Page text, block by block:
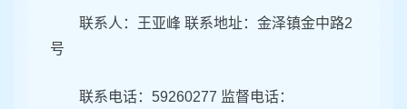
联系人：王亚峰 联系地址：金泽镇金中路2
号
联系电话：59260277 监督电话：